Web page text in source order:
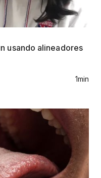
usando alineadores
1min